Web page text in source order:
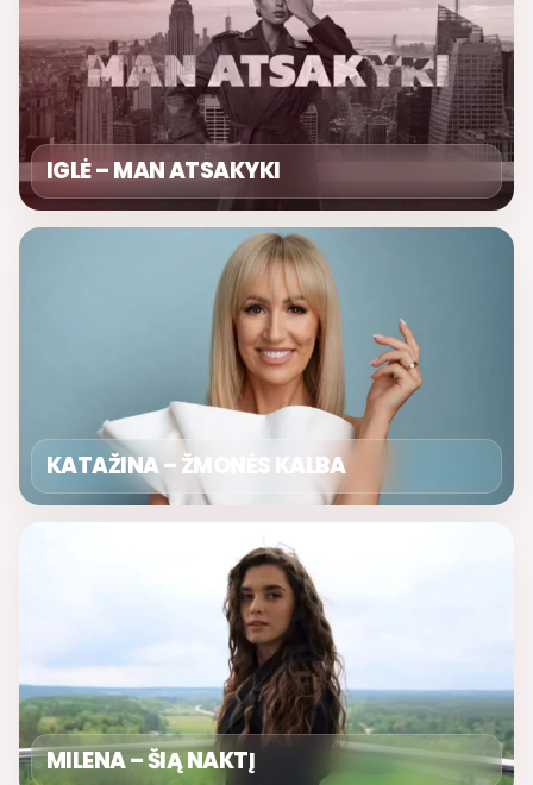
IGLĖ – MAN ATSAKYKI
KATAŽINA – ŽMONĖS KALBA
MILENA – ŠIĄ NAKTĮ